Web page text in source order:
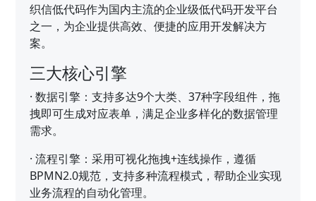
织信低代码作为国内主流的企业级低代码开发平台
之一，为企业提供高效、便捷的应用开发解决方
案。
三大核心引擎
·数据引擎：支持多达9个大类、37种字段组件，拖
拽即可生成对应表单，满足企业多样化的数据管理
需求。
·流程引擎：采用可视化拖拽+连线操作，遵循
BPMN2.0规范，支持多种流程模式，帮助企业实现
业务流程的自动化管理。